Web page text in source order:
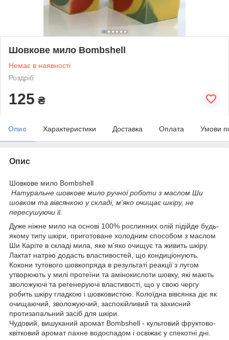
Шовкове мило Bombshell
Немає в наявності
Роздріб
125 ₴
Опис Характеристики Доставка Оплата Умови
Опис
Шовкове мило Bombshell
Натуральне шовкове мило ручної роботи з маслом Ши
шовком та вівсянкою у складі, м'яко очищає шкіру, не
пересушуючи її.
Дуже ніжне мило на основі 100% рослинних олій підійде будь-
якому типу шкіри, приготоване холодним способом з маслом
Ши Каріте в складі мила, яке м'яко очищує та живить шкіру.
Лактат натрію додасть властивостей, що кондиціонують.
Кокони тутового шовкопряда в результаті реакції з лугом
утворюють у милі протеїни та амінокислоти шовку, які мають
зволожуючі та регенеруючі властивості, що у свою чергу
робить шкіру гладкою і шовковистою. Колоїдна вівсянка діє як
очищаючий, зволожуючий, заспокійливий та захисний
протизапальний засіб для шкіри.
Чудовий, вишуканий аромат Bombshell - культовий фруктово-
квітковий аромат пахне водоспадом і освіжає у спекотні дні.